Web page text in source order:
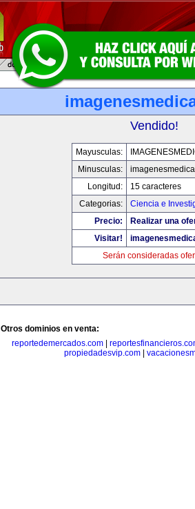
Vendido!
Mayusculas:
Minusculas:
Longitud:
15 caracteres
Categorias:
Ciencia e
Precio:
Realizar una
Visitar!
Serán consideradas
Otros dominios en venta:
reportedemercados.com
propiedadesvip.com